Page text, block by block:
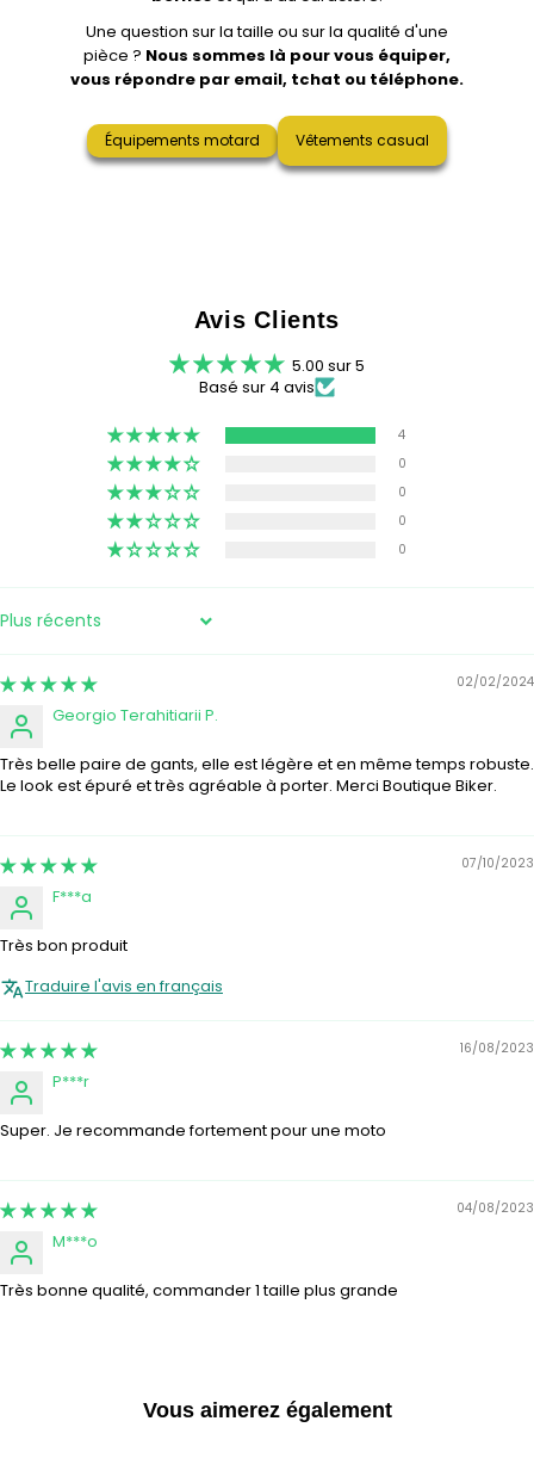
Une question sur la taille ou sur la qualité d'une
pièce ? Nous sommes là pour vous équiper,
vous répondre par email, tchat ou téléphone.
Équipements motard Vêtements casual
Avis Clients
5.00 sur 5
Basé sur 4 avis
4
0
0
0
0
SORT BY
02/02/2024
Georgio Terahitiarii P.
Très belle paire de gants, elle est légère et en même temps robuste.
Le look est épuré et très agréable à porter. Merci Boutique Biker.
07/10/2023
F***a
Très bon produit
Traduire l'avis en français
16/08/2023
P***r
Super. Je recommande fortement pour une moto
04/08/2023
M***o
Très bonne qualité, commander 1 taille plus grande
Vous aimerez également